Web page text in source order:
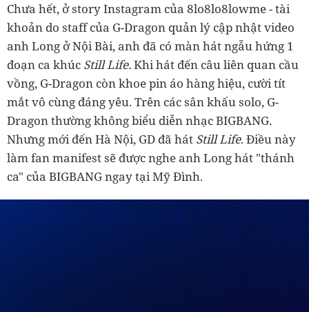
Chưa hết, ở story Instagram của 8lo8lo8lowme - tài
khoản do staff của G-Dragon quản lý cập nhật video
anh Long ở Nội Bài, anh đã có màn hát ngẫu hứng 1
đoạn ca khúc Still Life.Khi hát đến câu liên quan cầu
vồng, G-Dragon còn khoe pin áo hàng hiệu, cười tít
mắt vô cùng đáng yêu. Trên các sân khấu solo, G-
Dragon thường không biểu diễn nhạc BIGBANG.
Nhưng mới đến Hà Nội, GD đã hát Still Life. Điều này
làm fan manifest sẽ được nghe anh Long hát "thánh
ca" của BIGBANG ngay tại Mỹ Đình.